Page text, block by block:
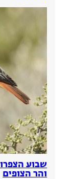
שבוע
והר הצופים